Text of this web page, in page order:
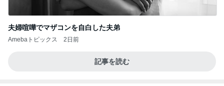
夫婦喧嘩でマザコンを自白した夫弟
Amebaトピックス 2日前
記事を読む